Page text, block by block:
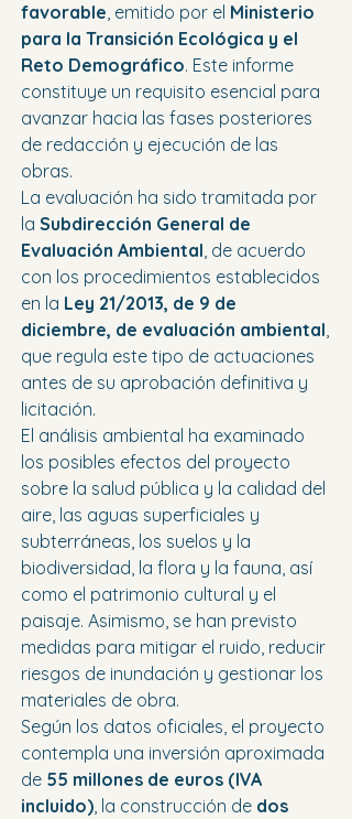
favorable, emitido por el Ministerio
para la Transición Ecológica y el
Reto Demográfico. Este informe
constituye un requisito esencial para
avanzar hacia las fases posteriores
de redacción y ejecución de las
obras.
La evaluación ha sido tramitada por
la Subdirección General de
Evaluación Ambiental, de acuerdo
con los procedimientos establecidos
en la Ley 21/2013, de 9 de
diciembre, de evaluación ambiental,
que regula este tipo de actuaciones
antes de su aprobación definitiva y
licitación.
El análisis ambiental ha examinado
los posibles efectos del proyecto
sobre la salud pública y la calidad del
aire, las aguas superficiales y
subterráneas, los suelos y la
biodiversidad, la flora y la fauna, así
como el patrimonio cultural y el
paisaje. Asimismo, se han previsto
medidas para mitigar el ruido, reducir
riesgos de inundación y gestionar los
materiales de obra.
Según los datos oficiales, el proyecto
contempla una inversión aproximada
de 55 millones de euros (IVA
incluido), la construcción de dos